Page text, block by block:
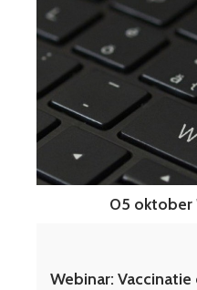
05 oktober
Webinar: